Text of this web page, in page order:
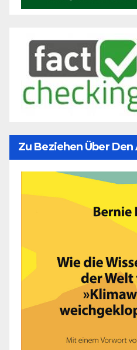
Zu Beziehen Über Den